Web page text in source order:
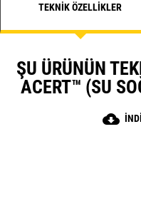
TEKNIK ÖZELLIKLER
ŞU ÜRÜNÜN
ACERT™ (SU
cloud_download